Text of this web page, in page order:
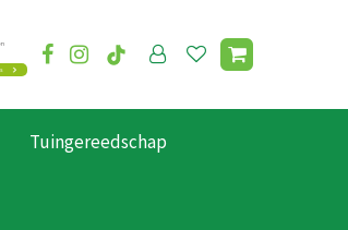
Tuingereedschap